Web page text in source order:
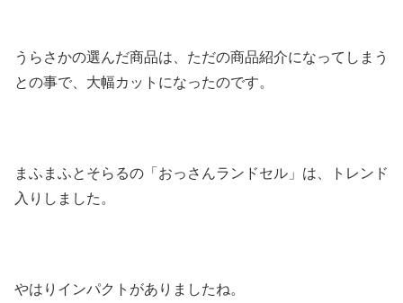
うらさかの選んだ商品は、ただの商品紹介になってしまう
との事で、大幅カットになったのです。
まふまふとそらるの「おっさんランドセル」は、トレンド
入りしました。
やはりインパクトがありましたね。